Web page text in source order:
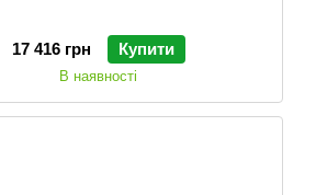
17 416 грн Купити
В наявності